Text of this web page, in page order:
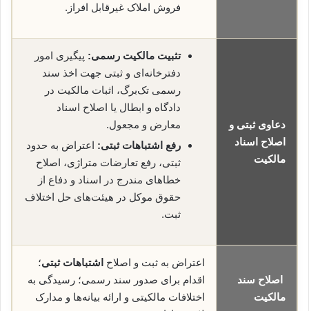
فروش املاک غیرقابل افراز.
دعاوی ثبتی و
اصلاح اسناد
مالکیت
تثبیت مالکیت رسمی: پیگیری امور
دفترخانه‌ای و ثبتی جهت اخذ سند
رسمی تک‌برگ، اثبات مالکیت در
دادگاه و ابطال یا اصلاح اسناد
معارض و مجعول.
رفع اشتباهات ثبتی: اعتراض به حدود
ثبتی، رفع تعارضات متراژی، اصلاح
خطاهای مندرج در اسناد و دفاع از
حقوق موکل در هیئت‌های حل اختلاف
ثبت.
اصلاح سند
مالکیت
اعتراض به ثبت و اصلاح اشتباهات ثبتی؛
اقدام برای صدور سند رسمی؛ رسیدگی به
اختلافات مالکیتی و ارائه بیانه‌ها و مدارک